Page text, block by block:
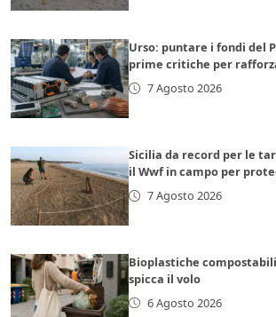
Urso: puntare i fondi del
prime critiche per
7 Agosto 2026
Sicilia da record per le
il Wwf in campo per
7 Agosto 2026
Bioplastiche
spicca il volo
6 Agosto 2026